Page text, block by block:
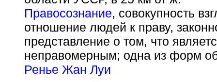
Правосознание, совокупность
отношение людей к праву,
представление о том, что
неправомерным; одна из форм
Ренье Жан Луи